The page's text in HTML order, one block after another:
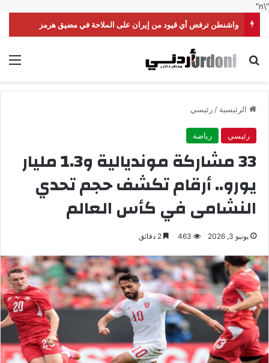
"\n"
واشنطن ترفض أي قيود من إيران على الملاحة في مضيق هرمز
بحث عن
الرئيسية /رئيسي
رئيسي رياضة
33 مشاركة مونديالية و1.3 مليار
يورو.. أرقام تكشف حجم تحدي
النشامى في كأس العالم
يونيو 3, 2026 463